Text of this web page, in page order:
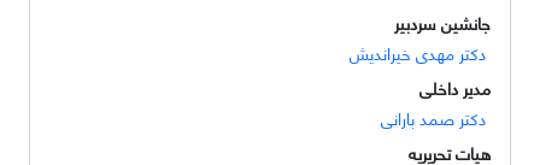
جانشین سردبیر
دکتر مهدی خیراندیش
مدیر داخلی
دکتر صمد بارانی
هیات تحریریه